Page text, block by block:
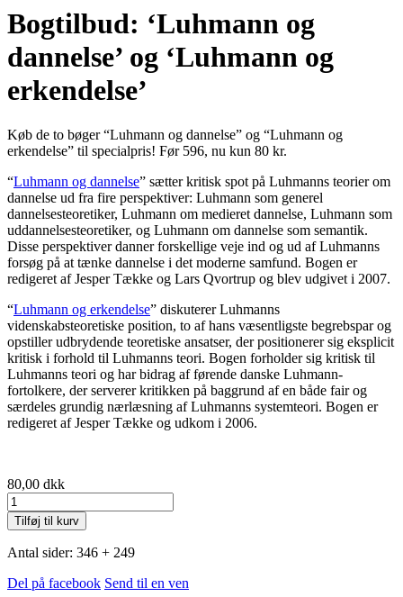
erkendelse'
antal
Bogtilbud: ‘Luhmann og
dannelse’ og ‘Luhmann og
erkendelse’
Køb de to bøger “Luhmann og dannelse” og “Luhmann og
erkendelse” til specialpris! Før 596, nu kun 80 kr.
“Luhmann og dannelse” sætter kritisk spot på Luhmanns teorier om
dannelse ud fra fire perspektiver: Luhmann som generel
dannelsesteoretiker, Luhmann om medieret dannelse, Luhmann som
uddannelsesteoretiker, og Luhmann om dannelse som semantik.
Disse perspektiver danner forskellige veje ind og ud af Luhmanns
forsøg på at tænke dannelse i det moderne samfund. Bogen er
redigeret af Jesper Tække og Lars Qvortrup og blev udgivet i 2007.
“Luhmann og erkendelse” diskuterer Luhmanns
videnskabsteoretiske position, to af hans væsentligste begrebspar og
opstiller udbrydende teoretiske ansatser, der positionerer sig eksplicit
kritisk i forhold til Luhmanns teori. Bogen forholder sig kritisk til
Luhmanns teori og har bidrag af førende danske Luhmann-
fortolkere, der serverer kritikken på baggrund af en både fair og
særdeles grundig nærlæsning af Luhmanns systemteori. Bogen er
redigeret af Jesper Tække og udkom i 2006.
80,00 dkk
Bogtilbud:
'Luhmann
og
dannelse'
'Luhmann
Tilføj til kurv
Antal sider: 346 + 249
Del på facebook Send til en ven